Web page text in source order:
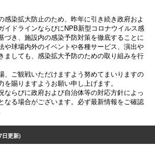
染拡大防止のため、昨年に引き続き政府およ
イドラインならびにNPB新型コロナウイルス感
づき、施設内の感染予防対策を徹底することに
や球場内外のイベントや各種サービス、演出や
ましても、感染拡大予防のための取り組みを行
、ご観戦いただけますよう努めてまいりますの
賜りますようお願い申し上げます。
らびに政府および自治体等の対応方針によっ
なる場合がございます。必ず最新情報をご確認
日更新)